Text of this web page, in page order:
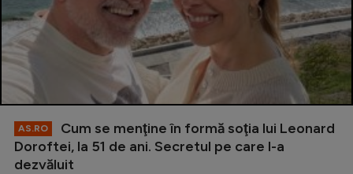
AS.RO
Cum se menţine în formă soţia lui Leonard
Doroftei, la 51 de ani. Secretul pe care l-a
dezvăluit